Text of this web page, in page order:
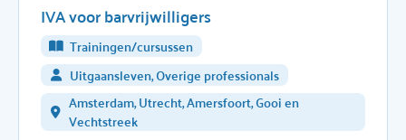
IVA voor barvrijwilligers
Trainingen/cursussen
Uitgaansleven, Overige professionals
Amsterdam, Utrecht, Amersfoort, Gooi en
Vechtstreek